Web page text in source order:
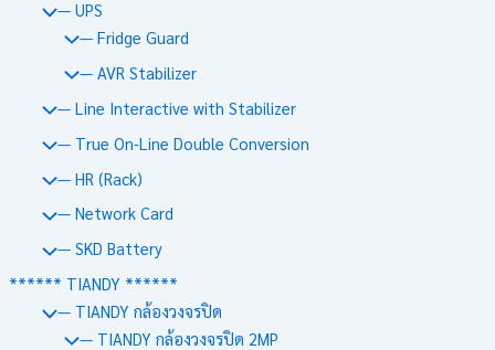
— UPS
— Fridge Guard
— AVR Stabilizer
— Line Interactive with Stabilizer
— True On-Line Double Conversion
— HR (Rack)
— Network Card
— SKD Battery
****** TIANDY ******
— TIANDY กล้องวงจรปิด
— TIANDY กล้องวงจรปิด 2MP